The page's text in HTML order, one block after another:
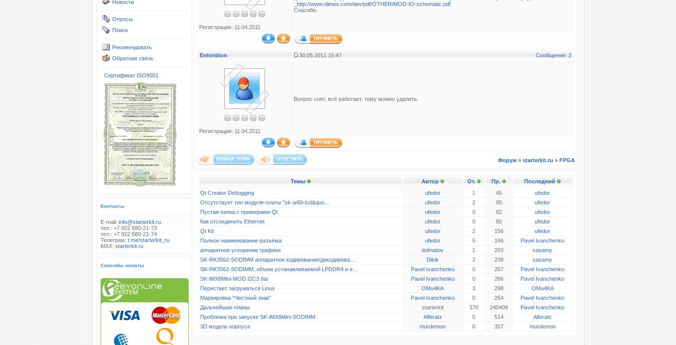
Новости
Опросы
Поиск
Рекомендовать
Обратная связь
Сертификат ISO9001
Контакты
E-mail: info@starterkit.ru
тел.: +7 922 680-21-73
тел.: +7 922 680-21-74
Телеграм: t.me/starterkit_ru
MAX: starterkit.ru
Способы оплаты
Регистрация: 11.04.2011
_http://www.olimex.com/dev/pdf/OTHER/MOD-IO-schematic.pdf
Спасибо.
Enhiridion 30.05.2011 15:47 Сообщение: 2
Регистрация: 11.04.2011
Вопрос снят, всё работает, тему можно удалить.
Форум » starterkit.ru » FPGA
Темы Автор От. Пр.
Последний
Qt Creator Debugging
ufedor 1 45
ufedor
Отсутствует тип модуля-платы "sk-a40i-lcd&quo…
ufedor 2 95
ufedor
Пустая папка с примерами Qt
ufedor 0 82
ufedor
Как отсоединить Ethernet
ufedor 0 80
ufedor
Qt Kit
ufedor 2 156
ufedor
Полное наименование разъёма
ufedor 5 166
Pavel Ivanchenko
аппаратное ускорение графики
dolmatov 1 203
sasamy
SK-RK3562-SODIMM аппаратное кодирование/декодирова…
Dilok 2 238
sasamy
SK-RK3562-SODIMM, объем устанавливаемой LPDDR4 и e…
Pavel Ivanchenko 0 267
Pavel Ivanchenko
SK-iMX8Mini-MOD I2C3 баг
Pavel Ivanchenko 0 266
Pavel Ivanchenko
Перестает загружаться Linux
OMu4KA 3 298
OMu4KA
Маркировка "Честный знак"
Pavel Ivanchenko 0 254
Pavel Ivanchenko
Дальнейшие планы
starterkit 370 240409
Pavel Ivanchenko
Проблема при запуске SK-iMX8Mini-SODIMM
Alferatz 5 514
Alferatz
3D модель корпуса
murdemon 0 357 murdemon